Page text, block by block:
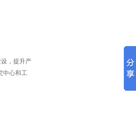
，提升产
中心和工